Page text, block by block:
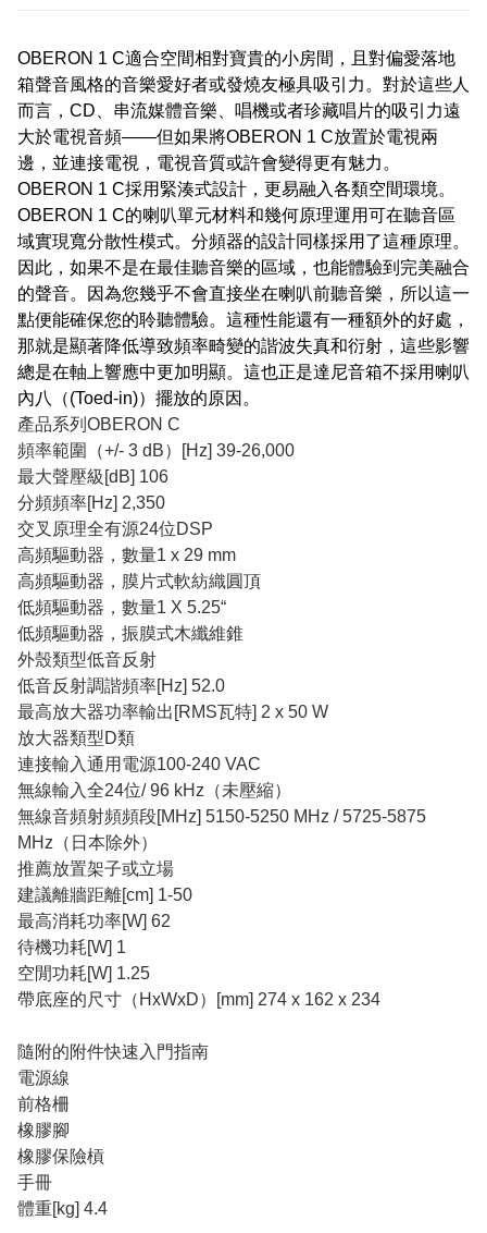
OBERON 1 C適合空間相對寶貴的小房間，且對偏愛落地
箱聲音風格的音樂愛好者或發燒友極具吸引力。對於這些人
而言，CD、串流媒體音樂、唱機或者珍藏唱片的吸引力遠
大於電視音頻——但如果將OBERON 1 C放置於電視兩
邊，並連接電視，電視音質或許會變得更有魅力。
OBERON 1 C採用緊湊式設計，更易融入各類空間環境。
OBERON 1 C的喇叭單元材料和幾何原理運用可在聽音區
域實現寬分散性模式。分頻器的設計同樣採用了這種原理。
因此，如果不是在最佳聽音樂的區域，也能體驗到完美融合
的聲音。因為您幾乎不會直接坐在喇叭前聽音樂，所以這一
點便能確保您的聆聽體驗。這種性能還有一種額外的好處，
那就是顯著降低導致頻率畸變的諧波失真和衍射，這些影響
總是在軸上響應中更加明顯。這也正是達尼音箱不採用喇叭
內八（(Toed-in)）擺放的原因。
產品系列OBERON C
頻率範圍（+/- 3 dB）[Hz] 39-26,000
最大聲壓級[dB] 106
分頻頻率[Hz] 2,350
交叉原理全有源24位DSP
高頻驅動器，數量1 x 29 mm
高頻驅動器，膜片式軟紡織圓頂
低頻驅動器，數量1 X 5.25“
低頻驅動器，振膜式木纖維錐
外殼類型低音反射
低音反射調諧頻率[Hz] 52.0
最高放大器功率輸出[RMS瓦特] 2 x 50 W
放大器類型D類
連接輸入通用電源100-240 VAC
無線輸入全24位/ 96 kHz（未壓縮）
無線音頻射頻頻段[MHz] 5150-5250 MHz / 5725-5875
MHz（日本除外）
推薦放置架子或立場
建議離牆距離[cm] 1-50
最高消耗功率[W] 62
待機功耗[W] 1
空閒功耗[W] 1.25
帶底座的尺寸（HxWxD）[mm] 274 x 162 x 234
隨附的附件快速入門指南
電源線
前格柵
橡膠腳
橡膠保險槓
手冊
體重[kg] 4.4